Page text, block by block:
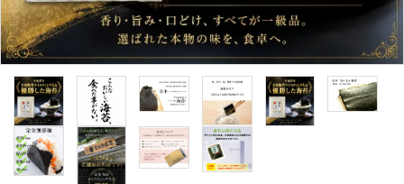
のり子さんシリーズ
ポジティブ缶
その他のギフト
ギフト用セット